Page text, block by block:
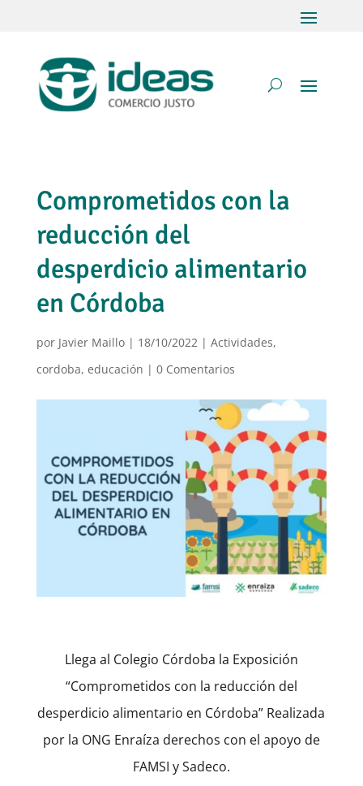
Comprometidos con la
reducción del
desperdicio alimentario
en Córdoba
por Javier Maillo| 18/10/2022 | Actividades,
cordoba, educación | 0 Comentarios
Llega al Colegio Córdoba la Exposición
“Comprometidos con la reducción del
desperdicio alimentario en Córdoba” Realizada
por la ONG Enraíza derechos con el apoyo de
FAMSI y Sadeco.